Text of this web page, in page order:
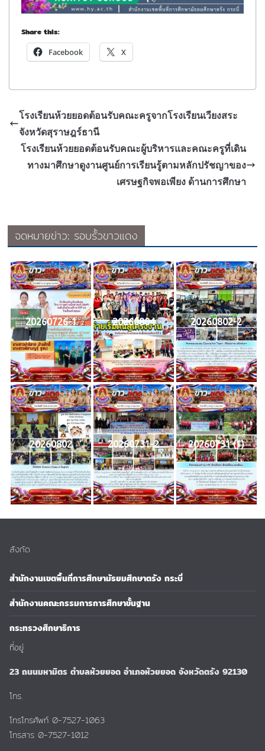
Share this:
Facebook X
โรงเรียนห้วยยอดต้อนรับคณะครูจากโรงเรียนเวียงสระ
จังหวัดสุราษฎร์ธานี
โรงเรียนห้วยยอดต้อนรับคณะผู้บริหารและคณะครูที่เดิน
ทางมาศึกษาดูงานศูนย์การเรียนรู้ตามหลักปรัชญาของ
เศรษฐกิจพอเพียง ด้านการศึกษา
จดหมายข่าว: รอบรั้วขาวแดง
20260726-1 20260804 20260802-2
20260802 20260731-2 20260731 (1)
สังกัด
สำนักงานเขตพื้นที่การศึกษามัธยมศึกษาตรัง กระบี่
สำนักงานคณะกรรมการการศึกษาขั้นฐาน
กระทรวงศึกษาธิการ
ที่อยู่
23 ถนนมหามิตร ตำบลห้วยยอด อำเภอห้วยยอด จังหวัดตรัง 92130
โทร.
โทรโทรศัพท์ 0-7527-1063
โทรสาร 0-7527-1012